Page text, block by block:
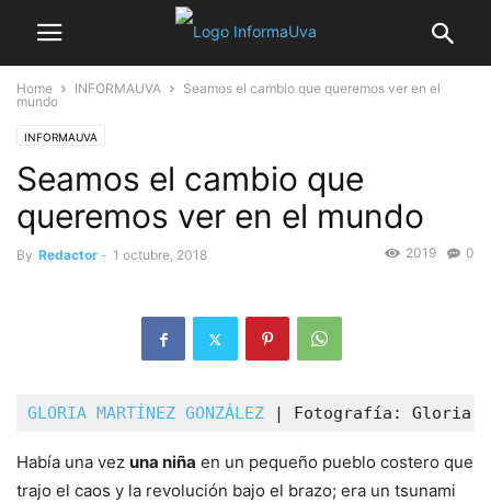
Home INFORMAUVA
Seamos el cambio que queremos ver en el
mundo
INFORMAUVA
Seamos el cambio que
queremos ver en el mundo
By Redactor - 1 octubre, 2018 0
2019
GLORIA MARTÍNEZ GONZÁLEZ | Fotografía: Gloria
Había una vez una niña en un pequeño pueblo costero que
trajo el caos y la revolución bajo el brazo; era un tsunami